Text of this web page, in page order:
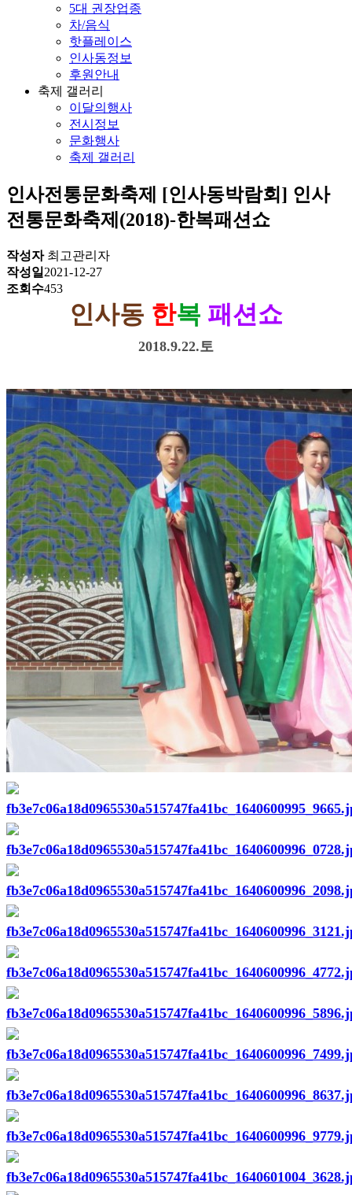
5대 권장업종
차/음식
핫플레이스
인사동정보
후원안내
축제 갤러리
이달의행사
전시정보
문화행사
축제 갤러리
인사전통문화축제
[인사동박람회] 인사
전통문화축제(2018)-한복패션쇼
작성자 최고관리자
작성일 2021-12-27
조회수453
인사동 한복 패션쇼
2018.9.22.토